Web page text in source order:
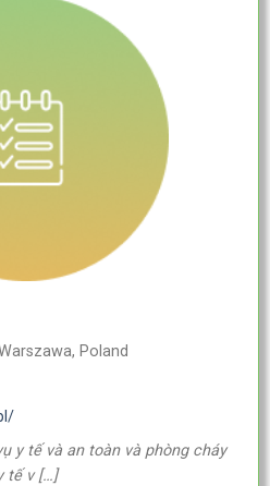
Poland
y tế và an toàn và phòng cháy
tế v […]